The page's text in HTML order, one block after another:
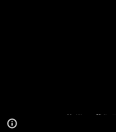
抱歉... 我们